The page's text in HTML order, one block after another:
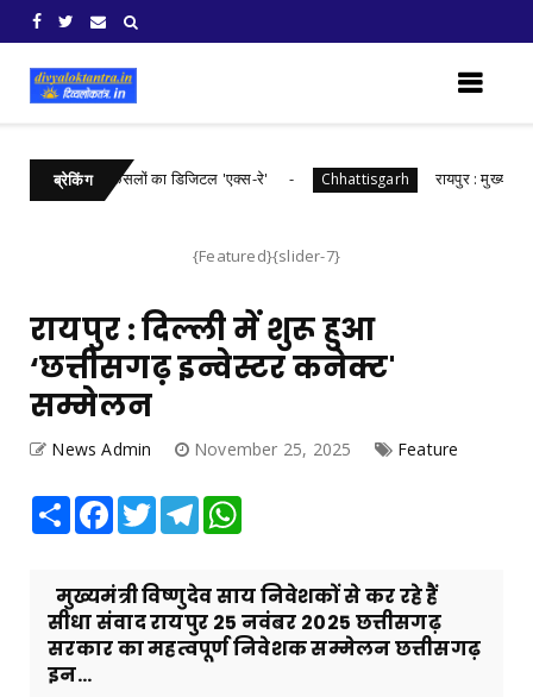
ब्रेकिंग
में खरीफ फसलों का डिजिटल 'एक्स-रे' Chhattisgarh रायपुर : मुख्यमंत्री
{Featured}{slider-7}
रायपुर : दिल्ली में शुरू हुआ
‘छत्तीसगढ़ इन्वेस्टर कनेक्ट'
सम्मेलन
News Admin November 25, 2025 Feature
Share Facebook
TwitterTelegram
मुख्यमंत्री विष्णुदेव साय निवेशकों से कर रहे हैं
सीधा संवाद रायपुर 25 नवंबर 2025 छत्तीसगढ़
सरकार का महत्वपूर्ण निवेशक सम्मेलन छत्तीसगढ़
इन...